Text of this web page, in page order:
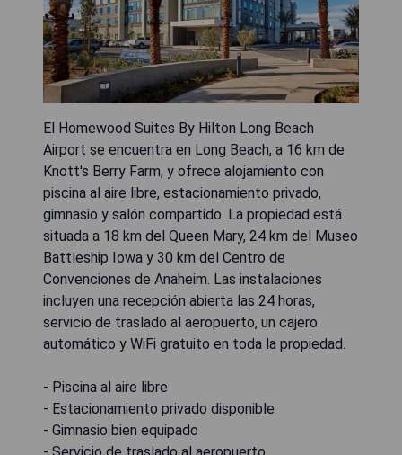
El Homewood Suites By Hilton Long Beach
Airport se encuentra en Long Beach, a 16 km de
Knott's Berry Farm, y ofrece alojamiento con
piscina al aire libre, estacionamiento privado,
gimnasio y salón compartido. La propiedad está
situada a 18 km del Queen Mary, 24 km del Museo
Battleship Iowa y 30 km del Centro de
Convenciones de Anaheim. Las instalaciones
incluyen una recepción abierta las 24 horas,
servicio de traslado al aeropuerto, un cajero
automático y WiFi gratuito en toda la propiedad.
- Piscina al aire libre
- Estacionamiento privado disponible
- Gimnasio bien equipado